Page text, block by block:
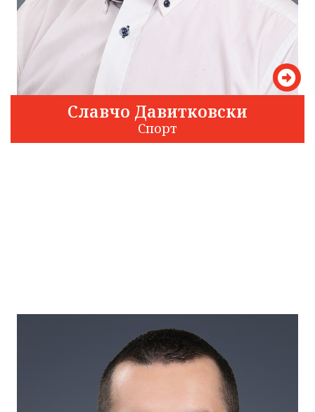
Славчо Давитковски
Спорт